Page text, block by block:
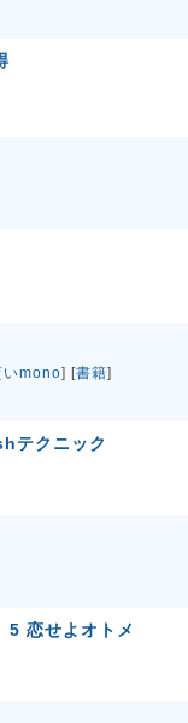
いmono] [書籍]
テクニック
5 恋せよオトメ